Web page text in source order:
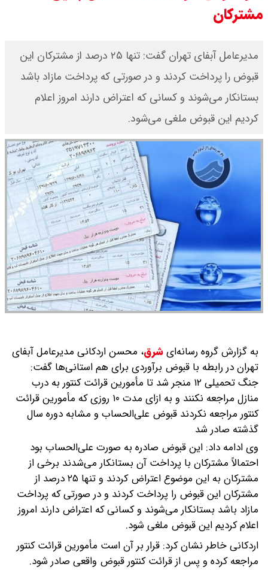
به ایران باز شود آن را قطع می‌کنیم +
ویدیو
ونس در بن‌بست سیاسی قرار دارد
مشترکان
مدیرعامل آبفای تهران گفت: تنها ۲۵ درصد از مشترکان این
قبوض را پرداخت کردند و در صورتی که پرداخت مازاد باشد
بستانکار می‌شوند و کسانی که اعتراض دارند امروز اعلام
کردیم این قبوض ملغی می‌شود.
به گزارش گروه رسانه‌ایشرق، محسن اردکانی مدیرعامل آبفای
تهران در رابطه با قبوض برآوردی برای هم استانی‌ها گفت:
جنگ تحمیلی ۱۲ منجر شد تا مأمورین قرائت کنتور به درب
منازل مراجعه نکنند و به ازای مدت ۱۰ روزی که مأمورین قرائت
کنتور مراجعه نکردند قبوض علی‌الحساب و مشابه دوره سال
گذشته صادر شد
وی ادامه داد: این قبوض صادره به صورت علی‌الحساب بود
احتمالاً مشترکان با پرداخت آن بستانکار می‌شدند برخی از
مشترکان به این موضوع اعتراض کردند و تنها ۲۵ درصد از
مشترکان این قبوض را پرداخت کردند و در صورتی که پرداخت
مازاد باشد بستانکار می‌شوند و کسانی که اعتراض دارند امروز
اعلام کردیم این قبوض ملغی شود.
اردکانی خاطر نشان کرد: قرار بر آن است مأمورین قرائت کنتور
مراجعه کرده و پس از قرائت کنتور قبوض واقعی صادر شود.